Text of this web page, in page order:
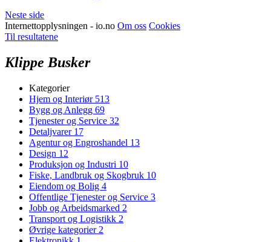
Neste side
Internettopplysningen - io.no Om oss Cookies
Til resultatene
Klippe Busker
Kategorier
Hjem og Interiør 513
Bygg og Anlegg 69
Tjenester og Service 32
Detaljvarer 17
Agentur og Engroshandel 13
Design 12
Produksjon og Industri 10
Fiske, Landbruk og Skogbruk 10
Eiendom og Bolig 4
Offentlige Tjenester og Service 3
Jobb og Arbeidsmarked 2
Transport og Logistikk 2
Øvrige kategorier 2